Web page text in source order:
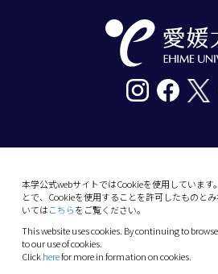
本学公式webサイトではCookieを使用しています
とで、Cookieを使用することを許可したものと
いてはこちらをご覧ください。
This website uses cookies. By continuing to
to our use of cookies.
Clickherefor more in formation on cookies.
10-13 Dogo-Himata, Matsuyama,
Phone: +81 89-927-9000